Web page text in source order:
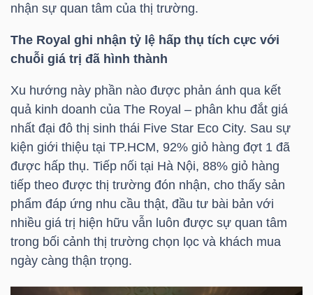
nhận sự quan tâm của thị trường.
The Royal ghi nhận tỷ lệ hấp thụ tích cực với
chuỗi giá trị đã hình thành
Xu hướng này phần nào được phản ánh qua kết
quả kinh doanh của The Royal – phân khu đắt giá
nhất đại đô thị sinh thái Five Star Eco City. Sau sự
kiện giới thiệu tại TP.HCM, 92% giỏ hàng đợt 1 đã
được hấp thụ. Tiếp nối tại Hà Nội, 88% giỏ hàng
tiếp theo được thị trường đón nhận, cho thấy sản
phẩm đáp ứng nhu cầu thật, đầu tư bài bản với
nhiều giá trị hiện hữu vẫn luôn được sự quan tâm
trong bối cảnh thị trường chọn lọc và khách mua
ngày càng thận trọng.
DOANH
NGHIỆP
PHÁI
SINH
TRÁI